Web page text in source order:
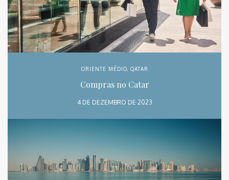
ORIENTE MÉDIO, QATAR
Compras no Catar
4 DE DEZEMBRO DE 2023